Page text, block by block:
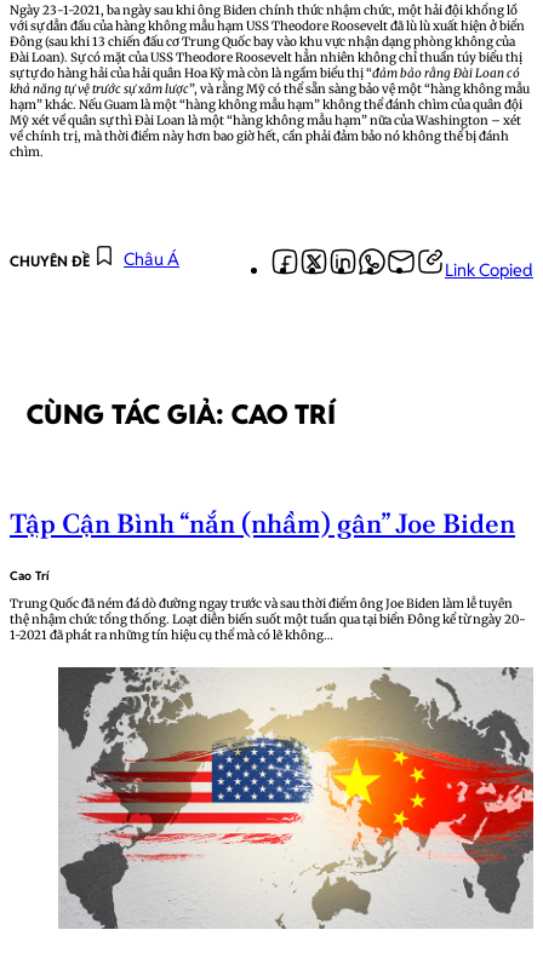
Ngày 23-1-2021, ba ngày sau khi ông Biden chính thức nhậm chức, một hải đội khổng lồ
với sự dẫn đầu của hàng không mẫu hạm USS Theodore Roosevelt đã lù lù xuất hiện ở biển
Đông (sau khi 13 chiến đấu cơ Trung Quốc bay vào khu vực nhận dạng phòng không của
Đài Loan). Sự có mặt của USS Theodore Roosevelt hẳn nhiên không chỉ thuần túy biểu thị
sự tự do hàng hải của hải quân Hoa Kỳ mà còn là ngầm biểu thị “đảm bảo rằng Đài Loan có
khả năng tự vệ trước sự xâm lược”, và rằng Mỹ có thể sẵn sàng bảo vệ một “hàng không mẫu
hạm” khác. Nếu Guam là một “hàng không mẫu hạm” không thể đánh chìm của quân đội
Mỹ xét về quân sự thì Đài Loan là một “hàng không mẫu hạm” nữa của Washington – xét
về chính trị, mà thời điểm này hơn bao giờ hết, cần phải đảm bảo nó không thể bị đánh
chìm.
CHUYÊN ĐỀ Châu Á Link Copied
CÙNG TÁC GIẢ: CAO TRÍ
Tập Cận Bình “nắn (nhầm) gân” Joe Biden
Cao Trí
Trung Quốc đã ném đá dò đường ngay trước và sau thời điểm ông Joe Biden làm lễ tuyên
thệ nhậm chức tổng thống. Loạt diễn biến suốt một tuần qua tại biển Đông kể từ ngày 20-
1-2021 đã phát ra những tín hiệu cụ thể mà có lẽ không…